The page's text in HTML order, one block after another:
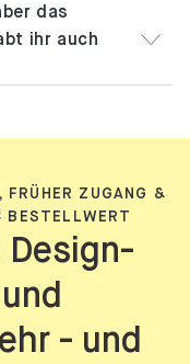
das
ihr auch
ZUGANG &
Design-
- und